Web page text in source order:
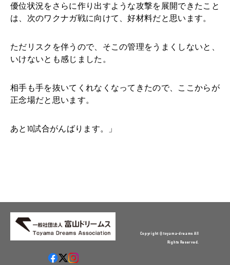
優位状況をさらに作り出すような攻撃を展開できたこと
は、次のワクナガ戦に向けて、好材料だと思います。
ただリスクを伴うので、そこの管理をうまくしないと、
いけないとも感じました。
相手も手を抜いてくれなくなってきたので、ここからが
正念場だと思います。
あと10試合がんばります。」
Copyright © toyama-dreams All
Rights Reserved.